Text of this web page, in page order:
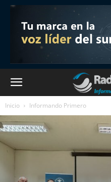
Inicio Informando Primero